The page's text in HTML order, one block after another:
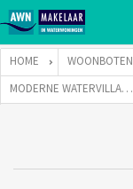
HOME WOONBOTEN
MODERNE WATERVILLA TE KOOP ZONDER LIGPLAATS